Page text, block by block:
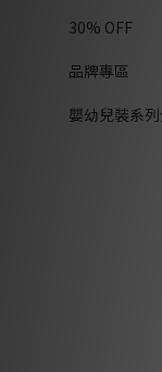
30% OFF
品牌專區
嬰幼兒裝系